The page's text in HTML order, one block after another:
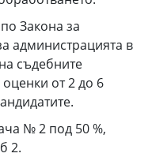
Закона за
администрацията в
съдебните
от 2 до 6
№ 2 под 50 %,
2.